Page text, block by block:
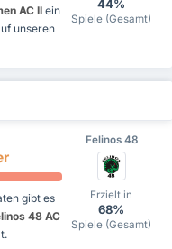
AC II ein
unseren
44%
Spiele (Gesamt)
Felinos 48
gibt es
48 AC
Erzielt in
68%
Spiele (Gesamt)